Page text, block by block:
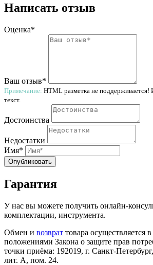
Написать отзыв
Оценка*
Ваш отзыв*
Примечание: HTML разметка не
текст.
Достоинства
Недостатки
Имя*
Опубликовать
Гарантия
У нас вы можете получить онлайн-
комплектации, инструмента.
Обмен и возврат товара осуществляется
положениями Закона о защите прав
точки приёма: 192019, г. Санкт-
лит. А, пом. 24.